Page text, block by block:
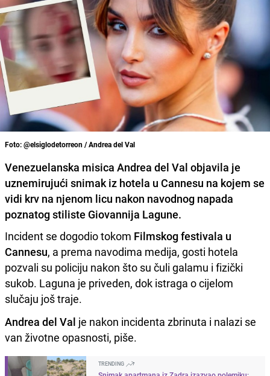
Foto: @elsiglodetorreon / Andrea del Val
Venezuelanska misica Andrea del Val objavila je
uznemirujući snimak iz hotela u Cannesu na kojem se
vidi krv na njenom licu nakon navodnog napada
poznatog stiliste Giovannija Lagune.
Incident se dogodio tokom Filmskog festivala u
Cannesu, a prema navodima medija, gosti hotela
pozvali su policiju nakon što su čuli galamu i fizički
sukob. Laguna je priveden, dok istraga o cijelom
slučaju još traje.
Andrea del Val je nakon incidenta zbrinuta i nalazi se
van životne opasnosti, piše.
TRENDING